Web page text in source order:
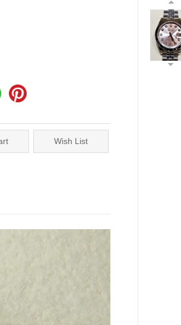
Wish List